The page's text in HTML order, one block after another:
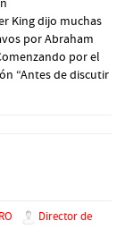
King dijo muchas
por Abraham
por el
“Antes de discutir
Director de